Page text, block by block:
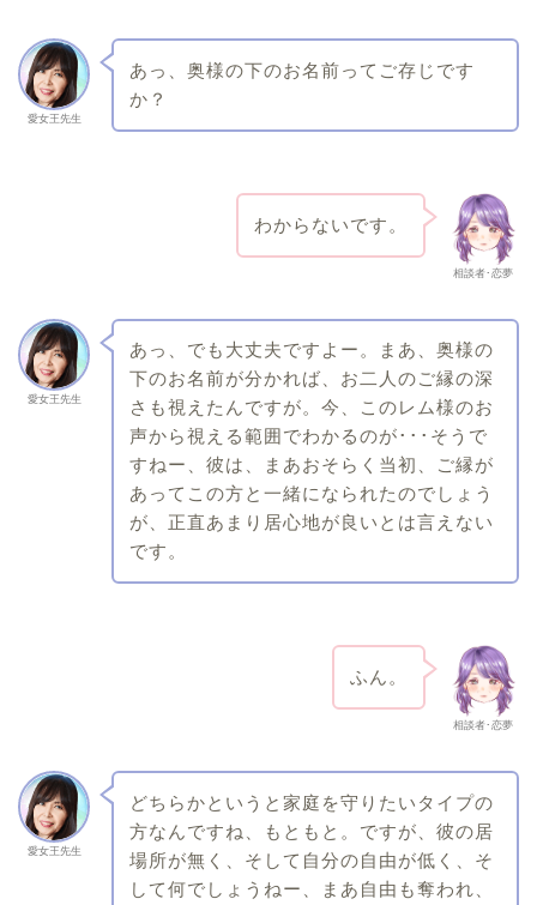
愛女王先生
あっ、奥様の下のお名前ってご存じです
か？
相談者･恋夢
わからないです。
愛女王先生
あっ、でも大丈夫ですよー。まあ、奥様の
下のお名前が分かれば、お二人のご縁の深
さも視えたんですが。今、このレム様のお
声から視える範囲でわかるのが･･･そうで
すねー、彼は、まあおそらく当初、ご縁が
あってこの方と一緒になられたのでしょう
が、正直あまり居心地が良いとは言えない
です。
相談者･恋夢
ふん。
愛女王先生
どちらかというと家庭を守りたいタイプの
方なんですね、もともと。ですが、彼の居
場所が無く、そして自分の自由が低く、そ
して何でしょうねー、まあ自由も奪われ、